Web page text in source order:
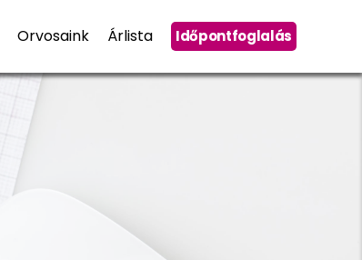
Orvosaink Árlista Időpontfoglalás